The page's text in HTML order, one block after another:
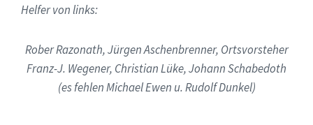
Helfer von links:
Rober Razonath, Jürgen Aschenbrenner, Ortsvorsteher
Franz-J. Wegener, Christian Lüke, Johann Schabedoth
(es fehlen Michael Ewen u. Rudolf Dunkel)